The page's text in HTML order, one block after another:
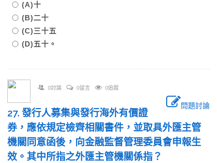
(A)十
(B)二十
(C)三十五
(D)五十。
0討論 0留言 0追蹤
問題討論
27. 發行人募集與發行海外有價證
券，應依規定檢齊相關書件，並取具外匯主管
機關同意函後，向金融監督管理委員會申報生
效。其中所指之外匯主管機關係指？